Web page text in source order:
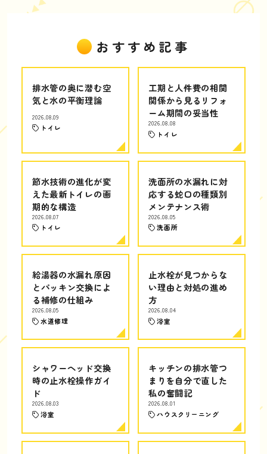
おすすめ記事
排水管の奥に潜む空
気と水の平衡理論
2026.08.09
トイレ
工期と人件費の相関
関係から見るリフォ
ーム期間の妥当性
2026.08.08
トイレ
節水技術の進化が変
えた最新トイレの画
期的な構造
2026.08.07
トイレ
洗面所の水漏れに対
応する蛇口の種類別
メンテナンス術
2026.08.05
洗面所
給湯器の水漏れ原因
とパッキン交換によ
る補修の仕組み
2026.08.05
水道修理
止水栓が見つからな
い理由と対処の進め
方
2026.08.04
浴室
シャワーヘッド交換
時の止水栓操作ガイ
ド
2026.08.03
浴室
キッチンの排水管つ
まりを自分で直した
私の奮闘記
2026.08.01
ハウスクリーニング